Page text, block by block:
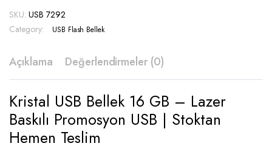
SKU: USB 7292
Category:
USB Flash Bellek
Açıklama Değerlendirmeler (0)
Kristal USB Bellek 16 GB – Lazer
Baskılı Promosyon USB | Stoktan
Hemen Teslim